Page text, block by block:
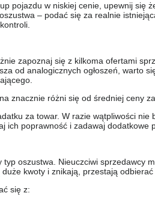
pojazdu w niskiej cenie, upewnij się
– podać się za realnie
zapoznaj się z kilkoma ofertami
od analogicznych ogłoszeń, warto
znacznie różni się od średniej ceny
za towar. W razie wątpliwości
ich poprawność i zadawaj dodatkowe
oszustwa. Nieuczciwi sprzedawcy
kwoty i znikają, przestają odbierać
się z: